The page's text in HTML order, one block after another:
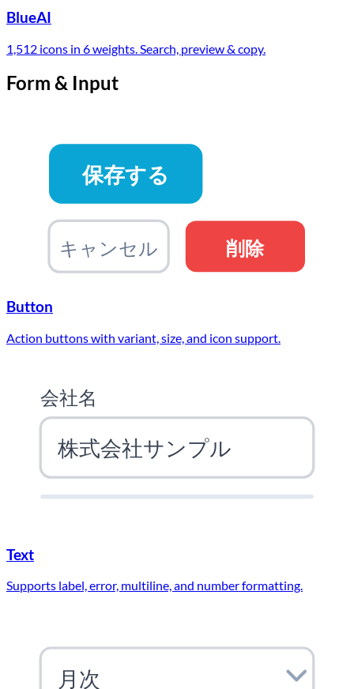
BlueAI
1,512 icons in 6 weights. Search, preview & copy.
Form & Input
保存する
キャンセル 削除
Button
Action buttons with variant, size, and icon support.
会社名
株式会社サンプル
Text
Supports label, error, multiline, and number formatting.
月次